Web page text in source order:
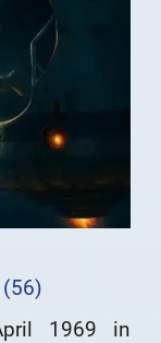
(56)
1969 in